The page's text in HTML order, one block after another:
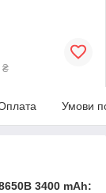
₴
Умови
3400 mAh: